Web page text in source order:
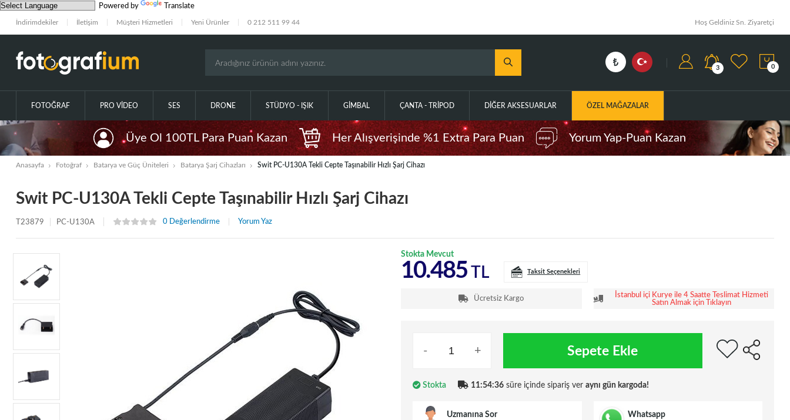
Powered by Translate
İndirimdekiler İletişim Müşteri Hizmetleri Yeni Ürünler 0 212 511 99 44 Hoş Geldiniz Sn. Ziyaretçi
3 0
FOTOĞRAF PRO VIDEO SES DRONE STÜDYO - IŞIK GIMBAL ÇANTA - TRIPOD DIĞER AKSESUARLAR ÖZEL MAĞAZALAR
Üye Ol 100TL Para Puan Kazan Her Alışverişinde %1 Extra Para Puan Yorum Yap-Puan Kazan
Anasayfa Fotoğraf Batarya ve Güç Üniteleri Batarya Şarj Cihazları Swit PC-U130A Tekli Cepte Taşınabilir Hızlı Şarj Cihazı
Swit PC-U130A Tekli Cepte Taşınabilir Hızlı Şarj Cihazı
T23879 PC-U130A 0 Değerlendirme Yorum Yaz
Stokta Mevcut
10.485 TL Taksit Seçenekleri
Ücretsiz Kargo
İstanbul içi Kurye ile 4 Saatte Teslimat Hizmeti
Satın Almak için Tıklayın
- + Sepete Ekle
Stokta 11:54:35 süre içinde sipariş ver aynı gün kargoda!
Uzmanına Sor Whatsapp